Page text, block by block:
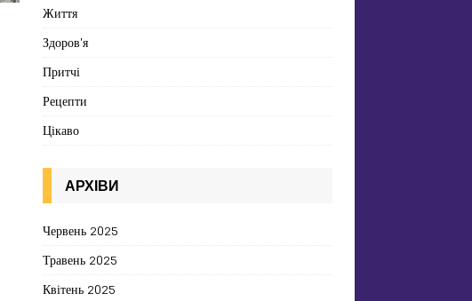
Життя
Здоров'я
Притчі
Рецепти
Цікаво
АРХІВИ
Червень 2025
Травень 2025
Квітень 2025